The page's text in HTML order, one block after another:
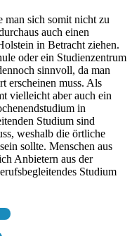
man sich somit nicht zu
auch einen
in Betracht ziehen.
oder ein Studienzentrum
sinnvoll, da man
erscheinen muss. Als
vielleicht aber auch ein
in
Studium sind
weshalb die örtliche
sollte. Menschen aus
Anbietern aus der
Studium